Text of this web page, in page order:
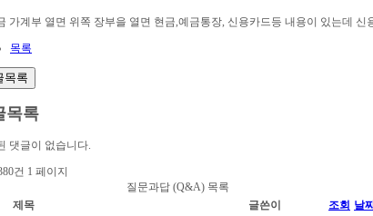
가계부 열면 위쪽 장부을 열면 현금,예금통장, 신용카드등 내용이 있는데 신
목록
목록
목록
댓글이 없습니다.
건 1 페이지
질문과답 (Q&A) 목록
제목 글쓴이 조회 날